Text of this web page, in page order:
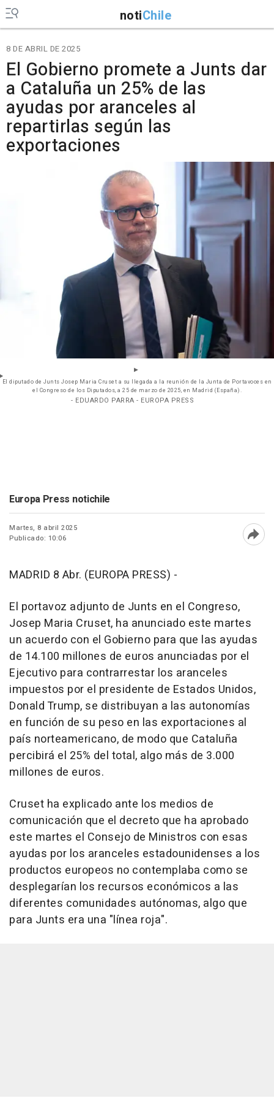
notiChile
8 DE ABRIL DE 2025
El Gobierno promete a Junts dar
a Cataluña un 25% de las
ayudas por aranceles al
repartirlas según las
exportaciones
El diputado de Junts Josep Maria Cruset a su llegada a la reunión de la Junta de Portavoces en
el Congreso de los Diputados, a 25 de marzo de 2025, en Madrid (España).
- EDUARDO PARRA - EUROPA PRESS
Europa Press notichile
Martes, 8 abril 2025
Publicado: 10:06
MADRID 8 Abr. (EUROPA PRESS) -
El portavoz adjunto de Junts en el Congreso,
Josep Maria Cruset, ha anunciado este martes
un acuerdo con el Gobierno para que las ayudas
de 14.100 millones de euros anunciadas por el
Ejecutivo para contrarrestar los aranceles
impuestos por el presidente de Estados Unidos,
Donald Trump, se distribuyan a las autonomías
en función de su peso en las exportaciones al
país norteamericano, de modo que Cataluña
percibirá el 25% del total, algo más de 3.000
millones de euros.
Cruset ha explicado ante los medios de
comunicación que el decreto que ha aprobado
este martes el Consejo de Ministros con esas
ayudas por los aranceles estadounidenses a los
productos europeos no contemplaba como se
desplegarían los recursos económicos a las
diferentes comunidades autónomas, algo que
para Junts era una "línea roja".